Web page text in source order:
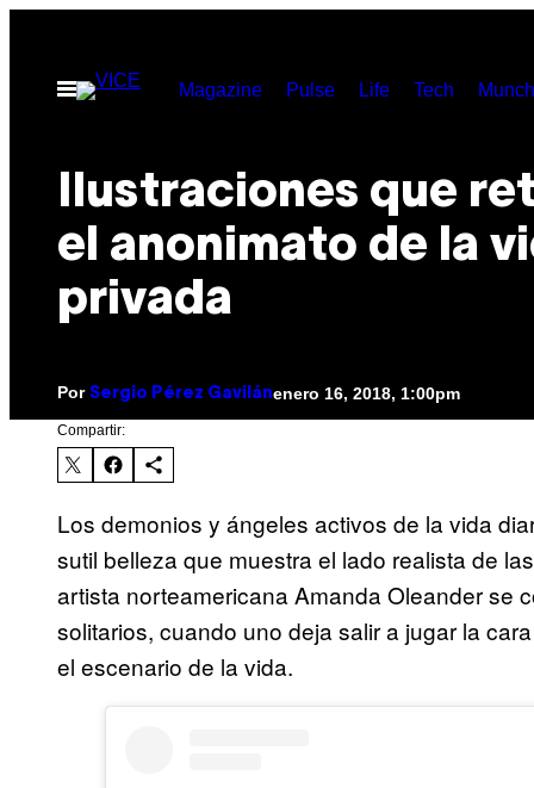
contenido
Abrir
Menú
Magazine Pulse Life Tech
Ilustraciones que
el anonimato de la
privada
Por Sergio Pérez Gavilánenero 16, 2018, 1:00pm
Compartir:
Los demonios y ángeles activos de la vida
sutil belleza que muestra el lado realista de
artista norteamericana Amanda Oleander se
solitarios, cuando uno deja salir a jugar la
el escenario de la vida.